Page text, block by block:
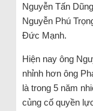
Nguyễn Tấn
Nguyễn Phú
Đức Mạnh.
Hiện nay ông
nhỉnh hơn ông
là trong 5 năm
củng cố quyền